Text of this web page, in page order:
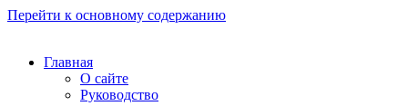
Перейти к основному содержанию
Главная
О сайте
Руководство